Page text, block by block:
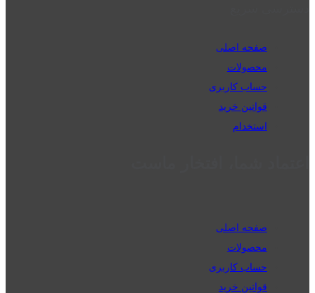
صفحه اصلی
محصولات
حساب کاربری
قوانین خرید
استخدام
صفحه اصلی
محصولات
حساب کاربری
قوانین خرید